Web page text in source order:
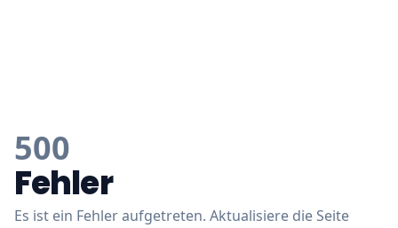
500
Fehler
Es ist ein Fehler aufgetreten. Aktualisiere die Seite